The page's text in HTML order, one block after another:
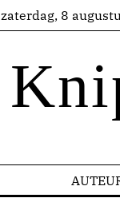
zaterdag, 8